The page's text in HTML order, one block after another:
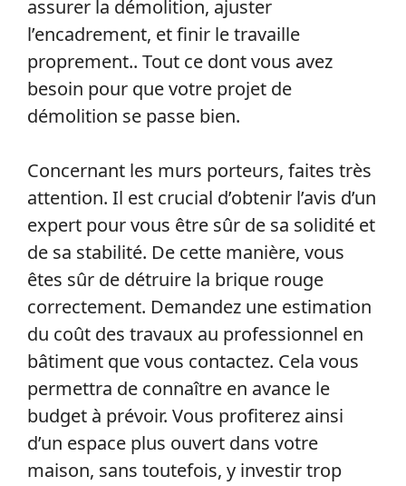
assurer la démolition, ajuster
l’encadrement, et finir le travaille
proprement.. Tout ce dont vous avez
besoin pour que votre projet de
démolition se passe bien.
Concernant les murs porteurs, faites très
attention. Il est crucial d’obtenir l’avis d’un
expert pour vous être sûr de sa solidité et
de sa stabilité. De cette manière, vous
êtes sûr de détruire la brique rouge
correctement. Demandez une estimation
du coût des travaux au professionnel en
bâtiment que vous contactez. Cela vous
permettra de connaître en avance le
budget à prévoir. Vous profiterez ainsi
d’un espace plus ouvert dans votre
maison, sans toutefois, y investir trop